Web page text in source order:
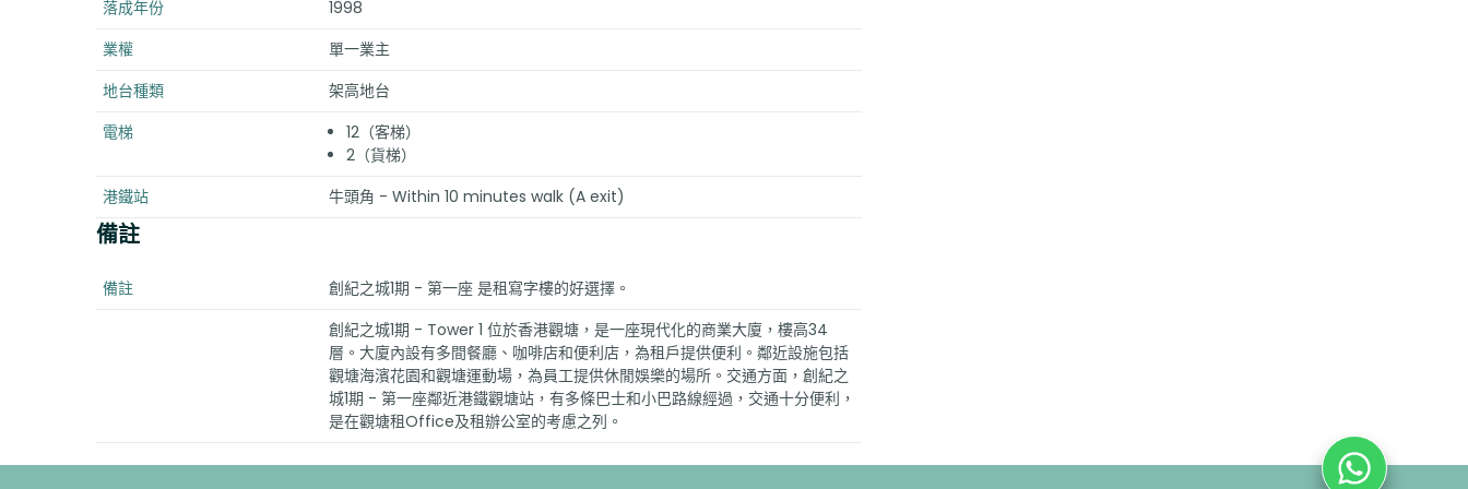
落成年份
1998
業權
單一業主
地台種類
架高地台
電梯
12（客梯）
2（貨梯）
港鐵站
牛頭角 - Within 10 minutes walk (A exit)
備註
備註
創紀之城1期 - 第一座 是租寫字樓的好選擇。
創紀之城1期 - Tower 1 位於香港觀塘，是一座現代化的商業大廈，樓高34
層。大廈內設有多間餐廳、咖啡店和便利店，為租戶提供便利。鄰近設施包括
觀塘海濱花園和觀塘運動場，為員工提供休閒娛樂的場所。交通方面，創紀之
城1期 - 第一座鄰近港鐵觀塘站，有多條巴士和小巴路線經過，交通十分便利，
是在觀塘租Office及租辦公室的考慮之列。